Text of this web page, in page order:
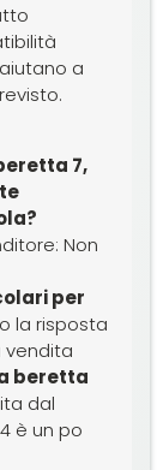
a
7,
Non
per
la risposta
vendita
beretta
dal
è un po